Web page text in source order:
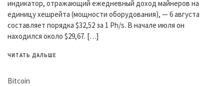
индикатор, отражающий ежедневный доход майнеров на
единицу хешрейта (мощности оборудования), — 6 августа
составляет порядка $32,52 за 1 Ph/s. В начале июля он
находился около $29,67. […]
ЧИТАТЬ ДАЛЬШЕ
Bitcoin